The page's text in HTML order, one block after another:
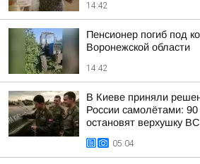
14:42
Пенсионер погиб под
Воронежской области
14:42
В Киеве приняли
России самолётами: 90
остановят верхушку
05:04